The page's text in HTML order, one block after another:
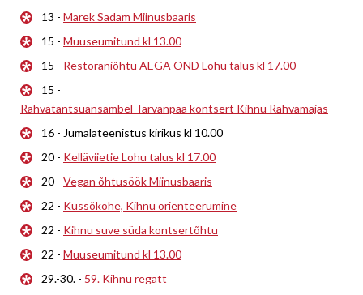
13 - Marek Sadam Miinusbaaris
15 - Muuseumitund kl 13.00
15 - Restoraniõhtu AEGA OND Lohu talus kl 17.00
15 -
Rahvatantsuansambel Tarvanpää kontsert Kihnu Rahvamajas
16 - Jumalateenistus kirikus kl 10.00
20 - Kelläviietie Lohu talus kl 17.00
20 - Vegan õhtusöök Miinusbaaris
22 - Kussõkohe, Kihnu orienteerumine
22 - Kihnu suve süda kontsertõhtu
22 - Muuseumitund kl 13.00
29.-30. - 59. Kihnu regatt